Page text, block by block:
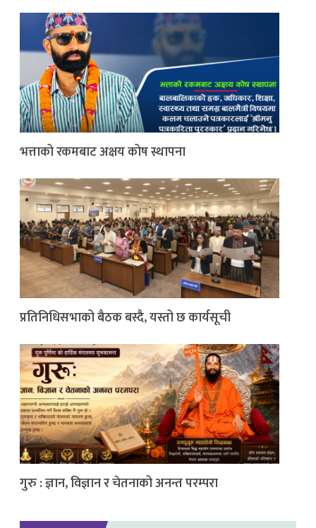
भत्ताको रकमबाट अक्षय कोष स्थापना
प्रतिनिधिसभाको बैठक बस्दै, यस्तो छ कार्यसूची
गुरु : ज्ञान, विज्ञान र चेतनाको अनन्त परम्परा